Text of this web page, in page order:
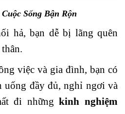
Cuộc Sống Bận Rộn
hả, bạn dễ bị lãng quên
việc và gia đình, bạn có
uống đầy đủ, nghỉ ngơi và
đi nhữngkinh nghiệm